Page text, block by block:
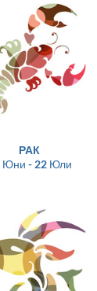
РАК
Юни - 22 Юли